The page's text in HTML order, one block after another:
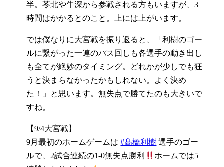
半。苓北や牛深から参戦される方もいますが、3
時間はかかるとのこと。上には上がいます。
では僕なりに大宮戦を振り返ると、「利樹のゴー
ルに繋がった一連のパス回しも各選手の動き出し
も全てが絶妙のタイミング。どれかが少しでも狂
うと決まらなかったかもしれない。よく決め
た！」と思います。無失点で勝てたのも大きいで
すね。
【9/4大宮戦】
9月最初のホームゲームは#髙橋利樹 選手のゴー
ルで、2試合連続の1-0無失点勝利
ホームでは5